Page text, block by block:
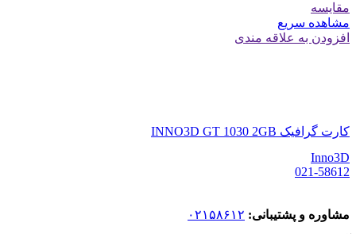
مقایسه
مشاهده سریع
افزودن به علاقه مندی
کارت گرافیک INNO3D GT 1030 2GB
Inno3D
021-58612
مشاوره و پشتیبانی: ۰۲۱۵۸۶۱۲